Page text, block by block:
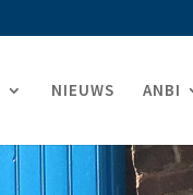
NIEUWS ANBI